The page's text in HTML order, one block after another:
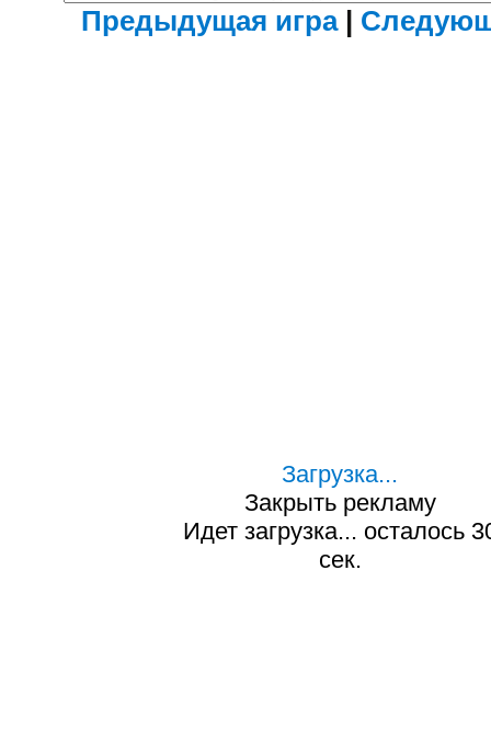
Загрузка...
Закрыть рекламу
Идет загрузка... осталось
сек.
Предыдущая игра|